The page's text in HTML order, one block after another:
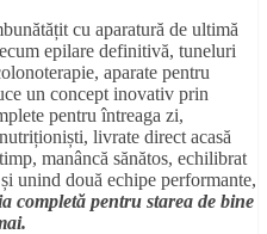
cu aparatură de ultimă
epilare definitivă, tuneluri
aparate pentru
un concept inovativ prin
pentru întreaga zi,
livrate direct acasă
manâncă sănătos, echilibrat
unind două echipe performante,
completă pentru starea de bine